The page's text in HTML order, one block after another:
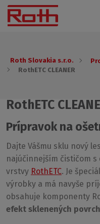
Roth Slovakia s.r.o.
RothETC CLEANER
RothETC
Prípravok na
Dajte Vášmu sklu nový
najúčinnejším čističom
vrstvy RothETC. Je
výrobky a má navyše
obsahuje komponenty
efekt sklenených